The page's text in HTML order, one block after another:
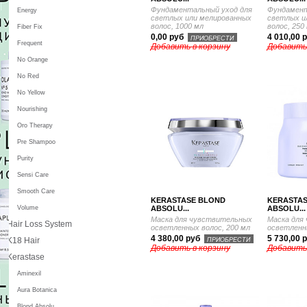
Фундаментальный уход для
светлых или мелированных
волос, 1000 мл
0,00 руб ПРИОБРЕСТИ
Добавить в корзину
светлых
волос, 250
4 010,00
Добавить
KERASTASE BLOND
ABSOLU...
Маска для чувствительных
осветленных волос, 200 мл
4 380,00 руб ПРИОБРЕСТИ
Добавить в корзину
ABSOLU...
Маска для
5 730,00
Добавить
Energy
Fiber Fix
Frequent
No Orange
No Red
No Yellow
Nourishing
Oro Therapy
Pre Shampoo
Purity
Sensi Care
Smooth Care
Volume
Hair Loss System
K18 Hair
Kerastase
Aminexil
Aura Botanica